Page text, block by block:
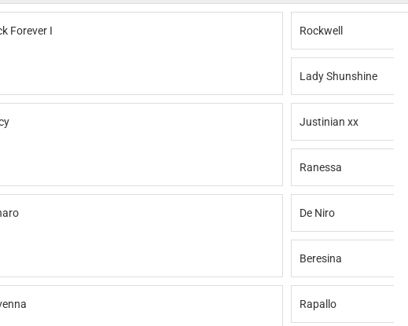
Forever I Rockwell
Lady Shunshine
Justinian xx
Ranessa
De Niro
Beresina
Rapallo